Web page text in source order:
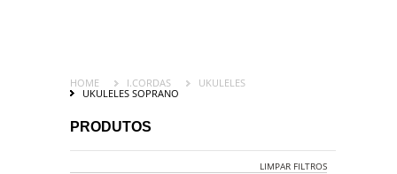
HOME I.CORDAS
UKULELES
UKULELES SOPRANO
PRODUTOS
LIMPAR FILTROS